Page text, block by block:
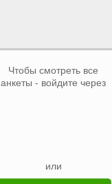
Чтобы смотреть все
анкеты - войдите через
или